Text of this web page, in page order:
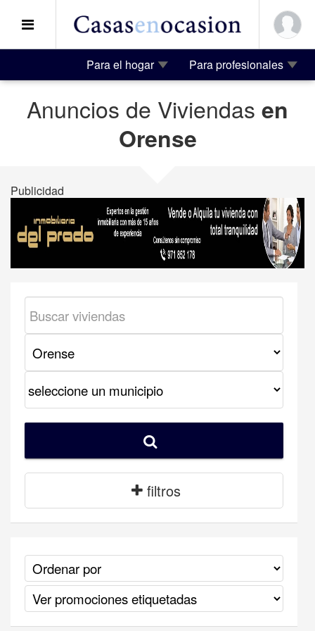
Para el hogar Para profesionales
Anuncios de Viviendas en
Orense
Publicidad
filtros